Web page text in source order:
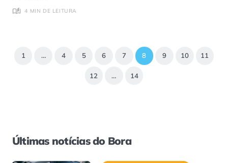
4 MIN DE LEITURA
1 … 4 5 6 7 8 9 10 11
12 … 14
Últimas notícias do Bora